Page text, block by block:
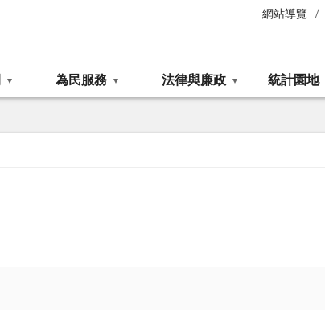
網站導覽
為民服務 法律與廉政 統計園地